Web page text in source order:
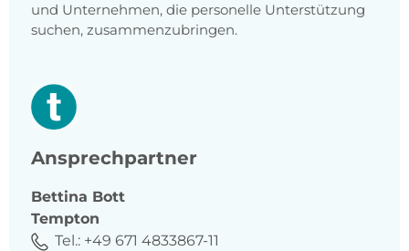
und Unternehmen, die personelle Unterstützung
suchen, zusammenzubringen.
Ansprechpartner
Bettina Bott
Tempton
Tel.: +49 671 4833867-11